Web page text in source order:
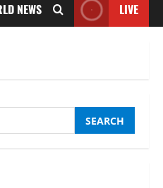
NEWS LIVE